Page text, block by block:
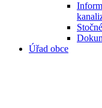
Stočné
Úřad obce